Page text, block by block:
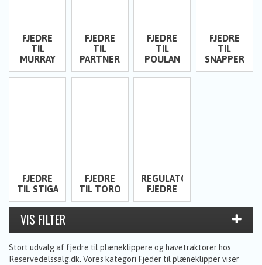
FJEDRE
TIL
MURRAY
FJEDRE
TIL
PARTNER
FJEDRE
TIL
POULAN
FJEDRE
TIL
SNAPPER
FJEDRE
TIL STIGA
FJEDRE
TIL TORO
REGULATOR
FJEDRE
Stort udvalg af fjedre til plæneklippere og havetraktorer hos
Reservedelssalg.dk. Vores kategori Fjeder til plæneklipper viser